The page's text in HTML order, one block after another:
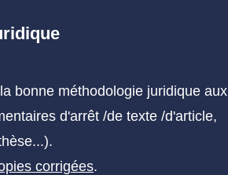
bonne méthodologie juridique aux
d'arrêt /de texte /d'article,
corrigées.